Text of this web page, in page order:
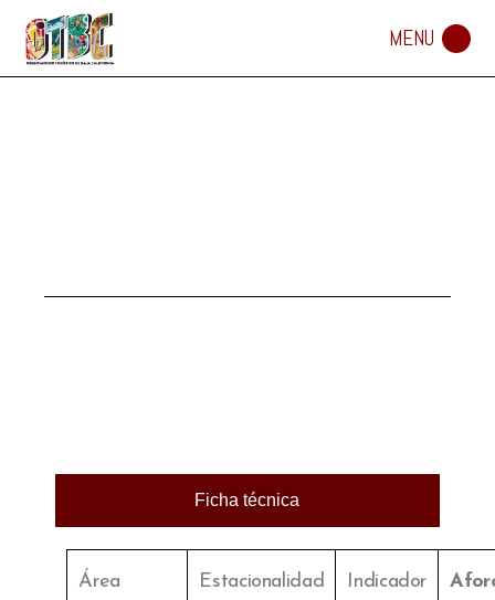
Ficha técnica
Área
Estacionalidad
Indicador